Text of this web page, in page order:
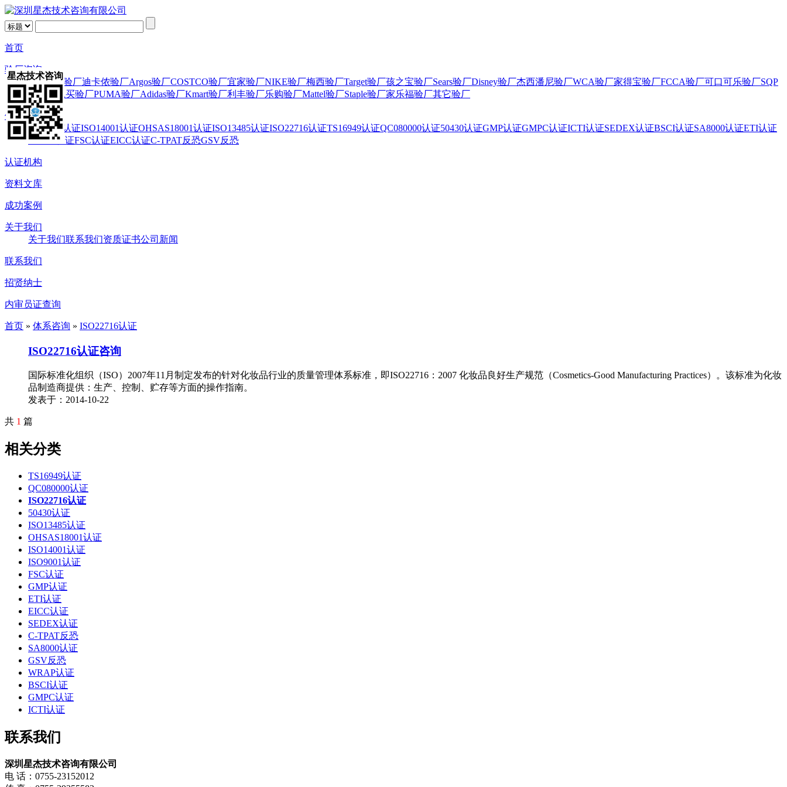
首页
验厂咨询
Wal-Mart验厂迪卡侬验厂Argos验厂COSTCO验厂宜家验厂NIKE验厂梅西验厂Target验厂孩之宝验厂Sears验厂Disney验厂杰西潘尼验厂WCA验厂家得宝验厂FCCA验厂可口可乐验厂SQP
验厂
百思买验厂PUMA验厂Adidas验厂Kmart验厂利丰验厂乐购验厂Mattel验厂Staple验厂家乐福验厂其它验厂
体系认证
ISO9001认证ISO14001认证OHSAS18001认证ISO13485认证ISO22716认证TS16949认证QC080000认证50430认证GMP认证GMPC认证ICTI认证SEDEX认证BSCI认证SA8000认证ETI认证
WRAP认证FSC认证EICC认证C-TPAT反恐GSV反恐
认证机构
资料文库
成功案例
关于我们
关于我们联系我们资质证书公司新闻
联系我们
招贤纳士
内审员证查询
首页 » 体系咨询 » ISO22716认证
ISO22716认证咨询
国际标准化组织（ISO）2007年11月制定发布的针对化妆品行业的质量管理体系标准，即ISO22716：2007 化妆品良好生产规范（Cosmetics-Good Manufacturing Practices）。该标准为化妆
品制造商提供：生产、控制、贮存等方面的操作指南。
发表于：2014-10-22
共 1 篇
相关分类
TS16949认证
QC080000认证
ISO22716认证
50430认证
ISO13485认证
OHSAS18001认证
ISO14001认证
ISO9001认证
FSC认证
GMP认证
ETI认证
EICC认证
SEDEX认证
C-TPAT反恐
SA8000认证
GSV反恐
WRAP认证
BSCI认证
GMPC认证
ICTI认证
联系我们
深圳星杰技术咨询有限公司
电 话：0755-23152012
星杰技术咨询